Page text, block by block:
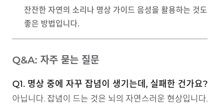
잔잔한 자연의 소리나 명상 가이드 음성을 활용하는 것도
좋은 방법입니다.
Q&A: 자주 묻는 질문
Q1. 명상 중에 자꾸 잡념이 생기는데, 실패한 건가요?
아닙니다. 잡념이 드는 것은 뇌의 자연스러운 현상입니다.